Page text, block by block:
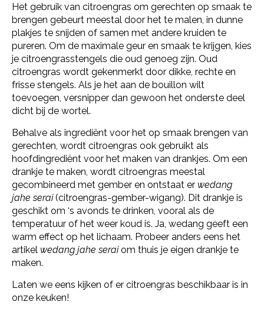
Het gebruik van citroengras om gerechten op smaak te
brengen gebeurt meestal door het te malen, in dunne
plakjes te snijden of samen met andere kruiden te
pureren. Om de maximale geur en smaak te krijgen, kies
je citroengrasstengels die oud genoeg zijn. Oud
citroengras wordt gekenmerkt door dikke, rechte en
frisse stengels. Als je het aan de bouillon wilt
toevoegen, versnipper dan gewoon het onderste deel
dicht bij de wortel.
Behalve als ingrediënt voor het op smaak brengen van
gerechten, wordt citroengras ook gebruikt als
hoofdingrediënt voor het maken van drankjes. Om een
drankje te maken, wordt citroengras meestal
gecombineerd met gember en ontstaat er wedang
jahe serai(citroengras-gember-wigang). Dit drankje is
geschikt om ‘s avonds te drinken, vooral als de
temperatuur of het weer koud is. Ja, wedang geeft een
warm effect op het lichaam. Probeer anders eens het
artikel wedang jahe seraiom thuis je eigen drankje te
maken.
Laten we eens kijken of er citroengras beschikbaar is in
onze keuken!